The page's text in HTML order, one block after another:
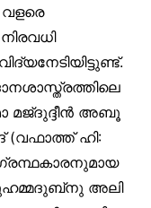
വളരെ
മജ്ദുദ്ദീന്‍ അബൂ
ഹി:
അലി